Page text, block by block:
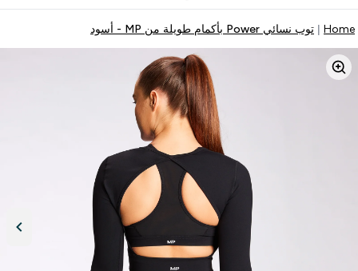
Home توب نسائي Power بأكمام طويلة من MP - أسود